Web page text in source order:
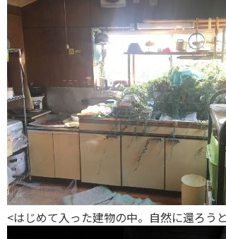
<はじめて入った建物の中。自然に還ろう